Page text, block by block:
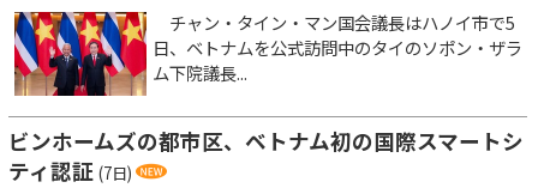
チャン・タイン・マン国会議長はハノイ市で5
日、ベトナムを公式訪問中のタイのソポン・ザラ
ム下院議長...
ビンホームズの都市区、ベトナム初の国際スマートシ
ティ認証 (7日)